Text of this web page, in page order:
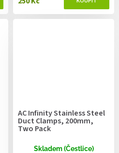
AC Infinity Stainless Steel
Duct Clamps, 200mm,
Two Pack
Skladem (Čestlice)